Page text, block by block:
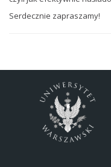
Serdecznie zapraszamy!